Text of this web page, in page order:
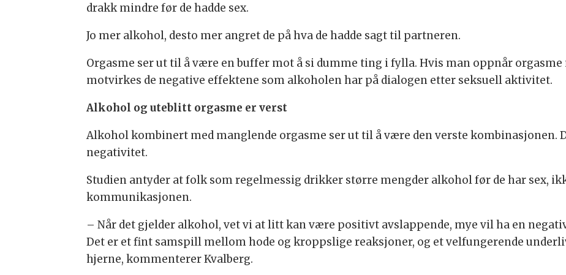
drakk mindre før de hadde sex.
Jo mer alkohol, desto mer angret de på hva de hadde sagt til partneren.
Orgasme ser ut til å være en buffer mot å si dumme ting i fylla. Hvis man oppnår orgasme
motvirkes de negative effektene som alkoholen har på dialogen etter seksuell aktivitet.
Alkohol og uteblitt orgasme er verst
Alkohol kombinert med manglende orgasme ser ut til å være den verste kombinasjonen.
negativitet.
Studien antyder at folk som regelmessig drikker større mengder alkohol før de har sex,
kommunikasjonen.
– Når det gjelder alkohol, vet vi at litt kan være positivt avslappende, mye vil ha en
Det er et fint samspill mellom hode og kroppslige reaksjoner, og et velfungerende
hjerne, kommenterer Kvalberg.